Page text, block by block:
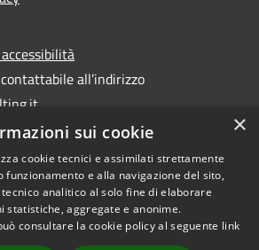
contattabile all’indirizzo
Copyright © 2026 • Comune di
Cassano All'Ionio • Powered by
×
sui cookie
cookie tecnici e assimilati strettamente
funzionamento e alla navigazione del sito,
analitico al solo fine di elaborare
statistiche, aggregate e anonime.
consultare la cookie policy al seguente link